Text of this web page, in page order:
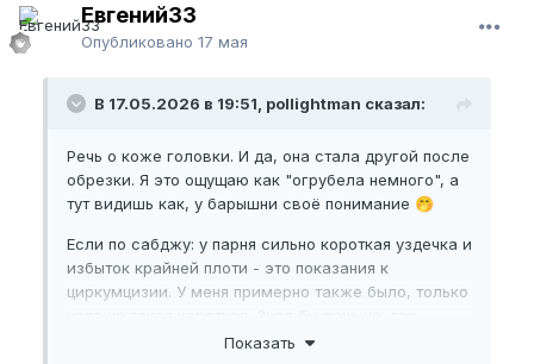
Евгений33
Опубликовано 17 мая
В 17.05.2026 в 19:51, pollightman сказал:
Речь о коже головки. И да, она стала другой после
обрезки. Я это ощущаю как "огрубела немного", а
тут видишь как, у барышни своё понимание 🤭
Если по сабджу: у парня сильно короткая уздечка и
избыток крайней плоти - это показания к
циркумцизии. У меня примерно также было, только
обрезался бы ещё в юности. Просто мне никто не
Показать